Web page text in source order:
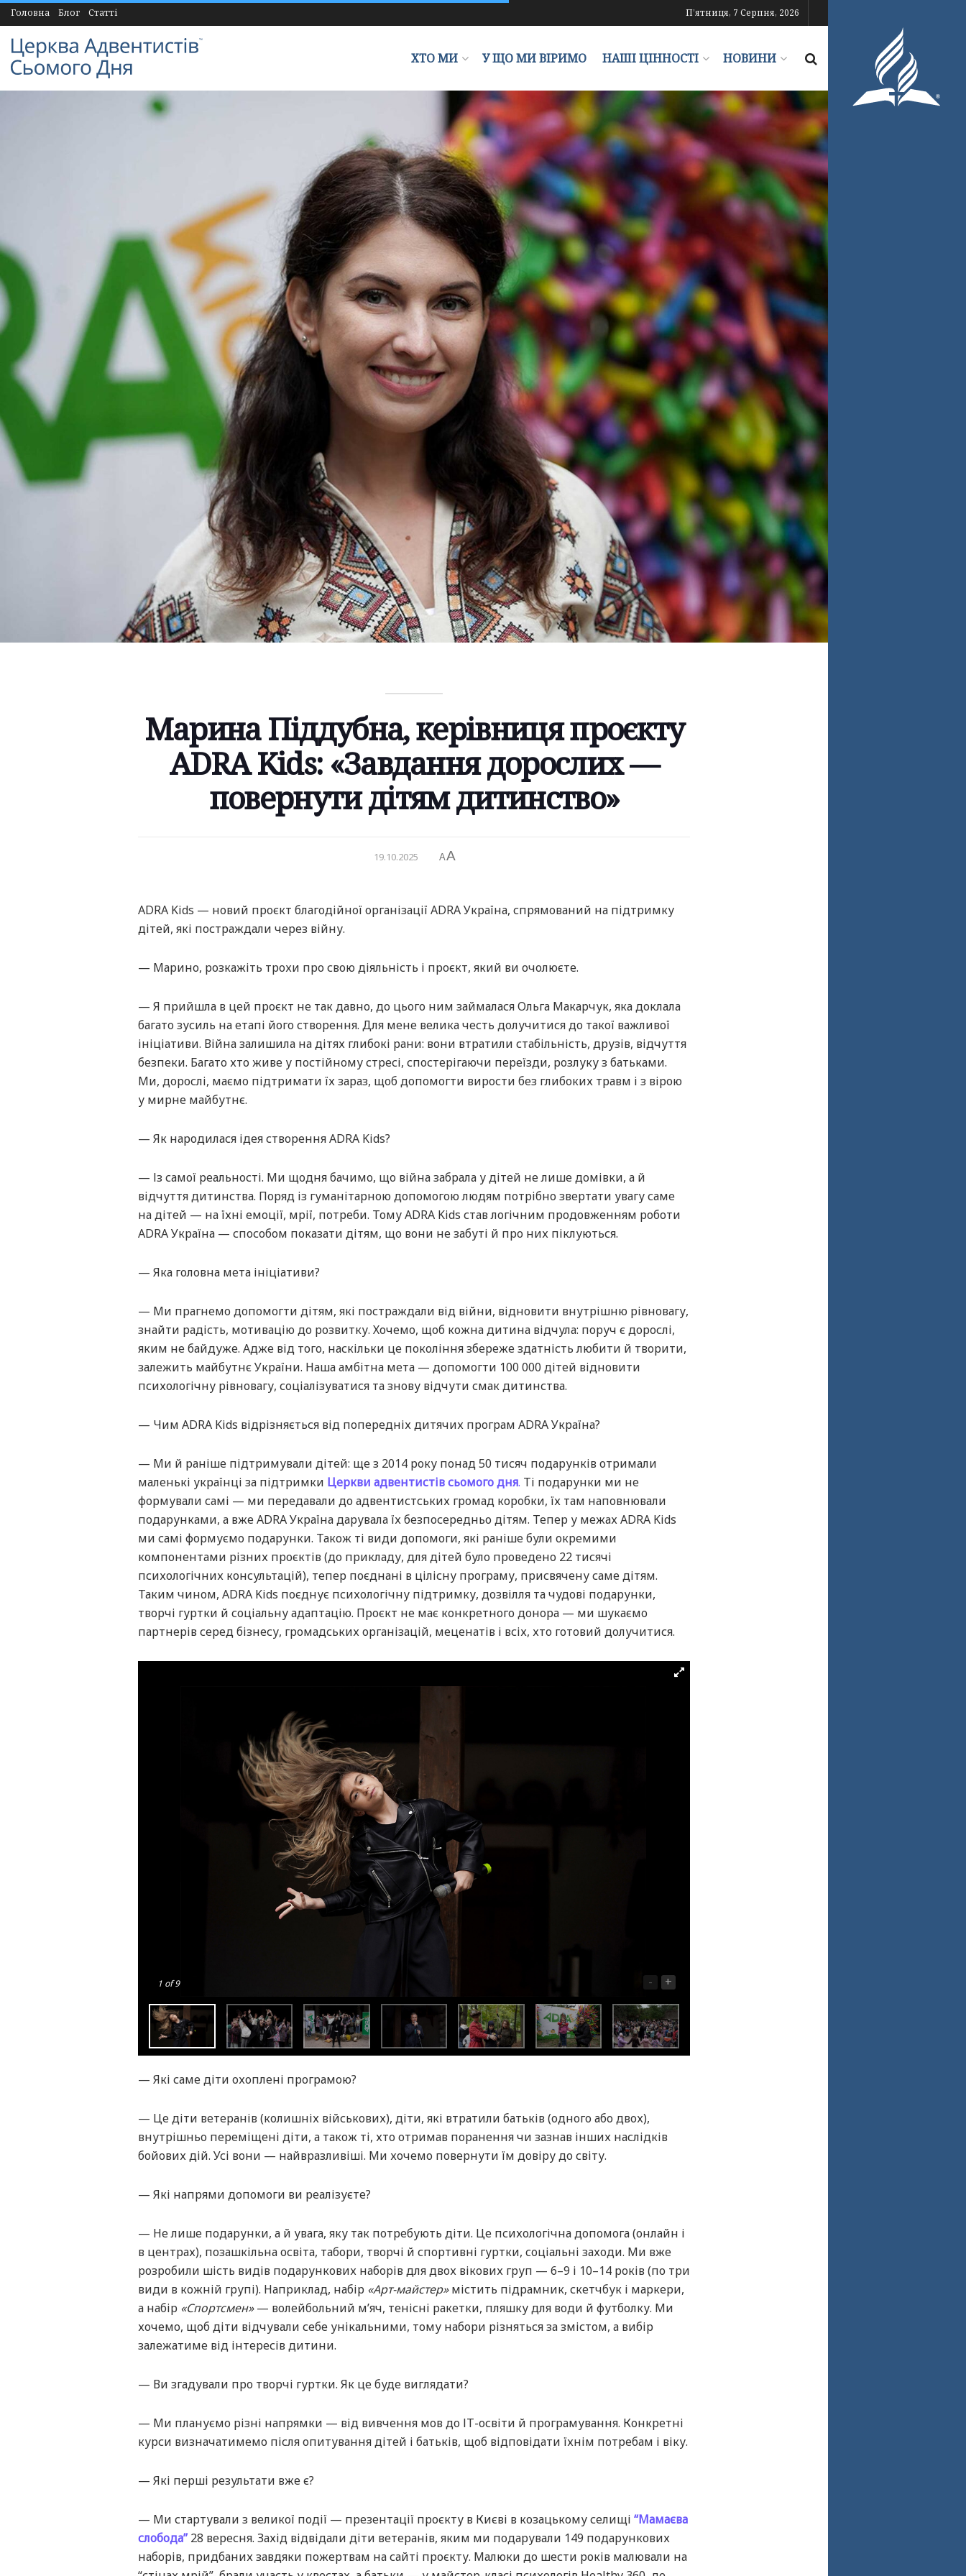
Головна Блог Статті П’ятниця, 7 Серпня, 2026
ХТО МИ У ЩО МИ ВІРИМО НАШІ ЦІННОСТІ НОВИНИ
Марина Піддубна, керівниця проєкту
ADRA Kids: «Завдання дорослих —
повернути дітям дитинство»
19.10.2025 AA
ADRA Kids — новий проєкт благодійної організації ADRA Україна, спрямований на підтримку
дітей, які постраждали через війну.
— Марино, розкажіть трохи про свою діяльність і проєкт, який ви очолюєте.
— Я прийшла в цей проєкт не так давно, до цього ним займалася Ольга Макарчук, яка доклала
багато зусиль на етапі його створення. Для мене велика честь долучитися до такої важливої
ініціативи. Війна залишила на дітях глибокі рани: вони втратили стабільність, друзів, відчуття
безпеки. Багато хто живе у постійному стресі, спостерігаючи переїзди, розлуку з батьками.
Ми, дорослі, маємо підтримати їх зараз, щоб допомогти вирости без глибоких травм і з вірою
у мирне майбутнє.
— Як народилася ідея створення ADRA Kids?
— Із самої реальності. Ми щодня бачимо, що війна забрала у дітей не лише домівки, а й
відчуття дитинства. Поряд із гуманітарною допомогою людям потрібно звертати увагу саме
на дітей — на їхні емоції, мрії, потреби. Тому ADRA Kids став логічним продовженням роботи
ADRA Україна — способом показати дітям, що вони не забуті й про них піклуються.
— Яка головна мета ініціативи?
— Ми прагнемо допомогти дітям, які постраждали від війни, відновити внутрішню рівновагу,
знайти радість, мотивацію до розвитку. Хочемо, щоб кожна дитина відчула: поруч є дорослі,
яким не байдуже. Адже від того, наскільки це покоління збереже здатність любити й творити,
залежить майбутнє України. Наша амбітна мета — допомогти 100 000 дітей відновити
психологічну рівновагу, соціалізуватися та знову відчути смак дитинства.
— Чим ADRA Kids відрізняється від попередніх дитячих програм ADRA Україна?
— Ми й раніше підтримували дітей: ще з 2014 року понад 50 тисяч подарунків отримали
маленькі українці за підтримки Церкви адвентистів сьомого дня. Ті подарунки ми не
формували самі — ми передавали до адвентистських громад коробки, їх там наповнювали
подарунками, а вже ADRA Україна дарувала їх безпосередньо дітям. Тепер у межах ADRA Kids
ми самі формуємо подарунки. Також ті види допомоги, які раніше були окремими
компонентами різних проєктів (до прикладу, для дітей було проведено 22 тисячі
психологічних консультацій), тепер поєднані в цілісну програму, присвячену саме дітям.
Таким чином, ADRA Kids поєднує психологічну підтримку, дозвілля та чудові подарунки,
творчі гуртки й соціальну адаптацію. Проєкт не має конкретного донора — ми шукаємо
партнерів серед бізнесу, громадських організацій, меценатів і всіх, хто готовий долучитися.
1 of 9 - +
— Які саме діти охоплені програмою?
— Це діти ветеранів (колишніх військових), діти, які втратили батьків (одного або двох),
внутрішньо переміщені діти, а також ті, хто отримав поранення чи зазнав інших наслідків
бойових дій. Усі вони — найвразливіші. Ми хочемо повернути їм довіру до світу.
— Які напрями допомоги ви реалізуєте?
— Не лише подарунки, а й увага, яку так потребують діти. Це психологічна допомога (онлайн і
в центрах), позашкільна освіта, табори, творчі й спортивні гуртки, соціальні заходи. Ми вже
розробили шість видів подарункових наборів для двох вікових груп — 6–9 і 10–14 років (по три
види в кожній групі). Наприклад, набір «Арт-майстер»містить підрамник, скетчбук і маркери,
а набір «Спортсмен»— волейбольний м’яч, тенісні ракетки, пляшку для води й футболку. Ми
хочемо, щоб діти відчували себе унікальними, тому набори різняться за змістом, а вибір
залежатиме від інтересів дитини.
— Ви згадували про творчі гуртки. Як це буде виглядати?
— Ми плануємо різні напрямки — від вивчення мов до ІТ-освіти й програмування. Конкретні
курси визначатимемо після опитування дітей і батьків, щоб відповідати їхнім потребам і віку.
— Які перші результати вже є?
— Ми стартували з великої події — презентації проєкту в Києві в козацькому селищі “Мамаєва
слобода” 28 вересня. Захід відвідали діти ветеранів, яким ми подарували 149 подарункових
наборів, придбаних завдяки пожертвам на сайті проєкту. Малюки до шести років малювали на